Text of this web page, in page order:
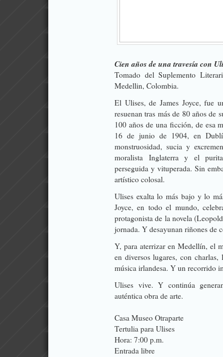
Cien años de una travesía con
Tomado del Suplemento
Medellin, Colombia.
El Ulises, de James Joyce, fue
resuenan tras más de 80 años
100 años de una ficción, de esa
16 de junio de 1904, en
monstruosidad, sucia y
moralista Inglaterra y el
perseguida y vituperada. Sin
artístico colosal.
Ulises exalta lo más bajo y lo
Joyce, en todo el mundo,
protagonista de la novela
jornada. Y desayunan riñones de
Y, para aterrizar en Medellín, el
en diversos lugares, con
música irlandesa. Y un recorrido
Ulises vive. Y continúa
auténtica obra de arte.
Casa Museo Otraparte
Tertulia para Ulises
Hora: 7:00 p.m.
Entrada libre